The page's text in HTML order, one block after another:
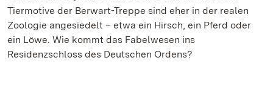
Tiermotive der Berwart-Treppe sind eher in der realen
Zoologie angesiedelt – etwa ein Hirsch, ein Pferd oder
ein Löwe. Wie kommt das Fabelwesen ins
Residenzschloss des Deutschen Ordens?